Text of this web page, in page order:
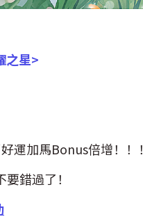
之星>
運加馬Bonus倍增！！！
錯過了！